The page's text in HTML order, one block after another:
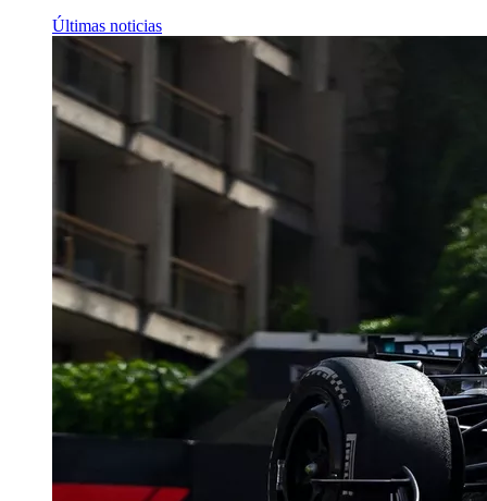
Últimas noticias